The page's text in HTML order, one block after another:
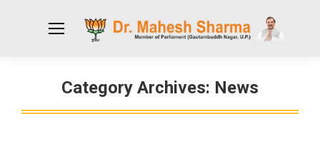
Category Archives: News
You are here: